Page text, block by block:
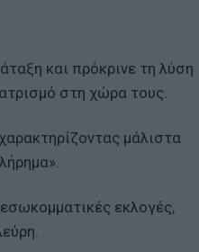
και πρόκρινε τη λύση
στη χώρα τους.
μάλιστα
εκλογές,